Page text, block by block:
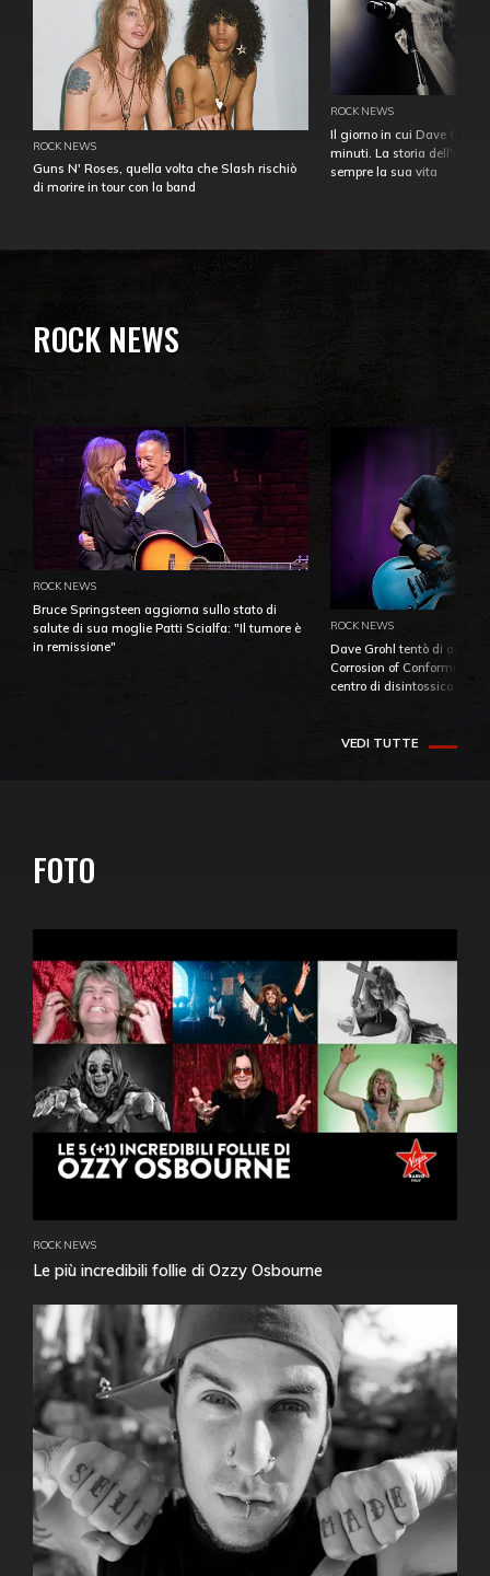
ROCK NEWS
Guns N' Roses, quella volta che Slash rischiò
di morire in tour con la band
ROCK NEWS
Il giorno in cui Dave
minuti. La storia
sempre la sua vita
ROCK NEWS
ROCK NEWS
Bruce Springsteen aggiorna sullo stato di
salute di sua moglie Patti Scialfa: "Il tumore è
in remissione"
ROCK NEWS
Dave Grohl tentò di
Corrosion of Conformity
centro di
VEDI TUTTE
FOTO
ROCK NEWS
Le più incredibili follie di Ozzy Osbourne